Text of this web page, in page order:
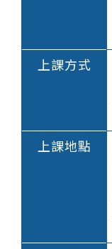
上課方式
上課地點